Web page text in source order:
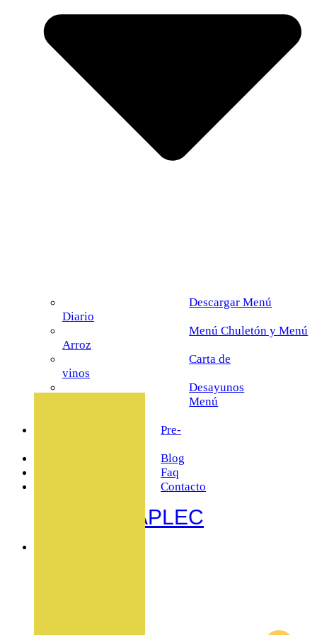
Descargar Menú
Diario
Menú Chuletón y Menú
Arroz
Carta de
vinos
Desayunos
Menú
Pre-
Blog
Faq
Contacto
L' APLEC